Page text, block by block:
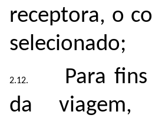
receptora, o
selecionado;
Para
da viagem,